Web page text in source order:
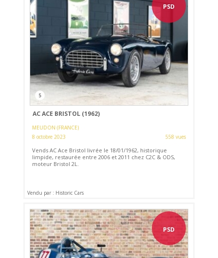
PSD
5
AC ACE BRISTOL (1962)
MEUDON (FRANCE)
8 octobre 2023
558 vues
Vends AC Ace Bristol livrée le 18/01/1962, historique
limpide, restaurée entre 2006 et 2011 chez C2C & ODS,
moteur Bristol 2L.
Vendu par : Historic Cars
PSD